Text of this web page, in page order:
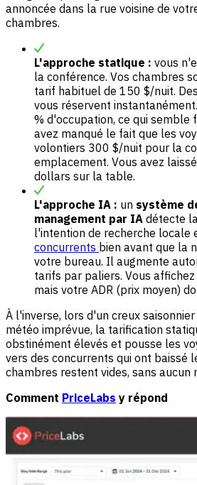
annoncée dans la rue voisine de
chambres.
L'approche statique : vous
la conférence. Vos chambres
tarif habituel de 150 $/nuit.
vous réservent
% d'occupation, ce qui semble
avez manqué le fait que les
volontiers 300 $/nuit pour la
emplacement. Vous avez
dollars sur la table.
L'approche IA : un système
management par IA détecte
l'intention de recherche locale
concurrents bien avant que la
votre bureau. Il augmente
tarifs par paliers. Vous
mais votre ADR (prix moyen)
À l'inverse, lors d'un creux
météo imprévue, la tarification
obstinément élevés et pousse les
vers des concurrents qui ont baissé
chambres restent vides, sans aucun
Comment PriceLabs y répond